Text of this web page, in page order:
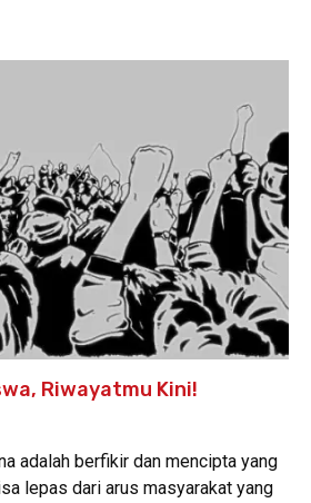
Riwayatmu Kini!
adalah berfikir dan mencipta yang
lepas dari arus masyarakat yang